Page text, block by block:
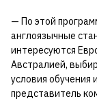
— По этой
англоязычные
интересуются
Австралией,
условия обучения
представитель